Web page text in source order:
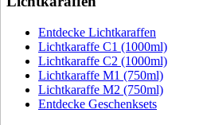
Entdecke Lichtkaraffen
Lichtkaraffe C1 (1000ml)
Lichtkaraffe C2 (1000ml)
Lichtkaraffe M1 (750ml)
Lichtkaraffe M2 (750ml)
Entdecke Geschenksets